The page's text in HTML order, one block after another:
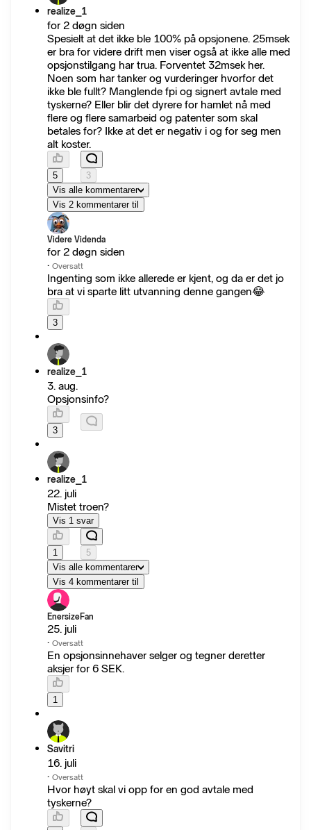
realize_1
for 2 døgn siden
Spesielt at det ikke ble 100% på opsjonene. 25msek
er bra for videre drift men viser også at ikke alle med
opsjonstilgang har trua. Forventet 32msek her.
Noen som har tanker og vurderinger hvorfor det
ikke ble fullt? Manglende fpi og signert avtale med
tyskerne? Eller blir det dyrere for hamlet nå med
flere og flere samarbeid og patenter som skal
betales for? Ikke at det er negativ i og for seg men
alt koster.
5
3
Vis alle kommentarer
Vis 2 kommentarer til
Videre Videnda
for 2 døgn siden
· Oversatt
Ingenting som ikke allerede er kjent, og da er det jo
bra at vi sparte litt utvanning denne gangen😂
3
realize_1
3. aug.
Opsjonsinfo?
3
realize_1
22. juli
Mistet troen?
Vis 1 svar
1
5
Vis alle kommentarer
Vis 4 kommentarer til
EnersizeFan
25. juli
· Oversatt
En opsjonsinnehaver selger og tegner deretter
aksjer for 6 SEK.
1
Savitri
16. juli
· Oversatt
Hvor høyt skal vi opp for en god avtale med
tyskerne?